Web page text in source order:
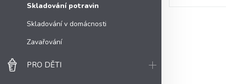
Skladování potravin
Skladování v domácnosti
Zavařování
PRO DĚTI